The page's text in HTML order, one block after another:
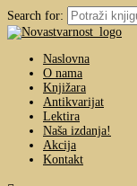
Search for:
Naslovna
O nama
Knjižara
Antikvarijat
Lektira
Naša izdanja!
Akcija
Kontakt